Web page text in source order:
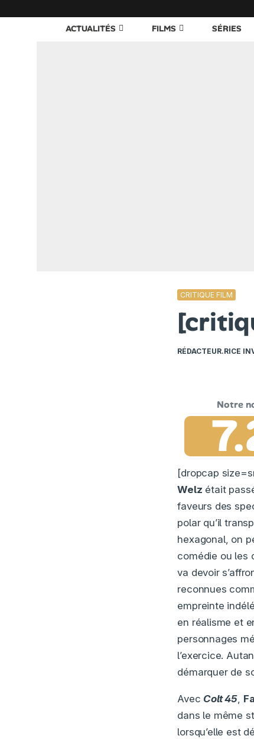
ACTUALITÉS FILMS SÉRIES
CRITIQUE FILM
RÉDACTEUR.RICE
[dropcap
Welz était
faveurs des
polar qu’il
hexagonal, on
comédie ou les
va devoir
reconnues
empreinte
en réalisme et
personnages
l’exercice.
démarquer de
Avec Colt 45,
dans le même
lorsqu’elle est